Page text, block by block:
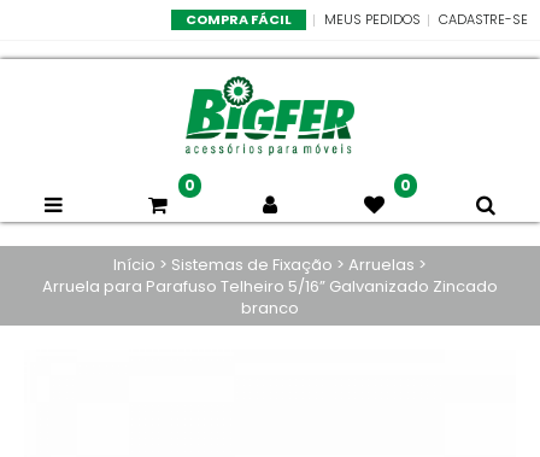
CADASTRE-SE
MEUS PEDIDOS
COMPRA FÁCIL
0 0
Início > Sistemas de Fixação > Arruelas >
Arruela para Parafuso Telheiro 5/16” Galvanizado Zincado
branco